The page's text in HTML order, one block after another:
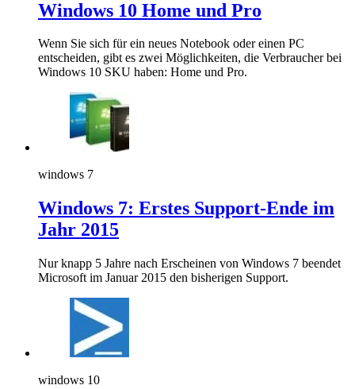
Windows 10 Home und Pro
Wenn Sie sich für ein neues Notebook oder einen PC
entscheiden, gibt es zwei Möglichkeiten, die Verbraucher bei
Windows 10 SKU haben: Home und Pro.
windows 7
Windows 7: Erstes Support-Ende im
Jahr 2015
Nur knapp 5 Jahre nach Erscheinen von Windows 7 beendet
Microsoft im Januar 2015 den bisherigen Support.
windows 10